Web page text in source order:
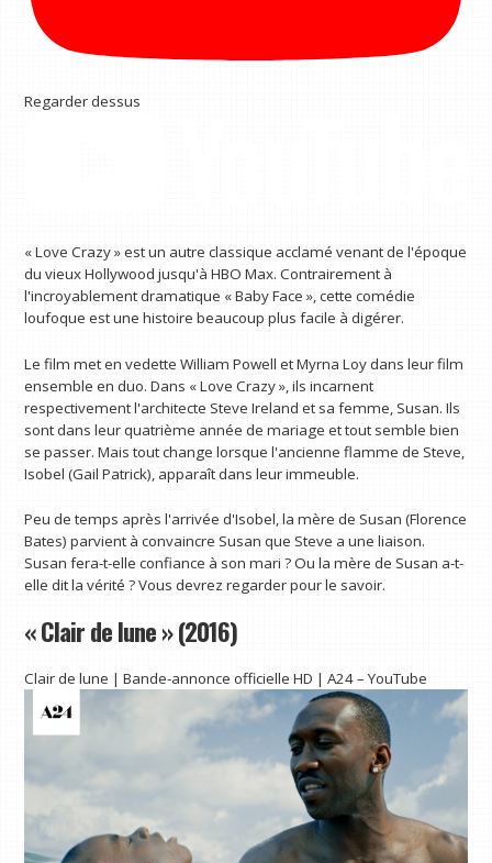
Regarder dessus
« Love Crazy » est un autre classique acclamé venant de l'époque
du vieux Hollywood jusqu'à HBO Max. Contrairement à
l'incroyablement dramatique « Baby Face », cette comédie
loufoque est une histoire beaucoup plus facile à digérer.
Le film met en vedette William Powell et Myrna Loy dans leur film
ensemble en duo. Dans « Love Crazy », ils incarnent
respectivement l'architecte Steve Ireland et sa femme, Susan. Ils
sont dans leur quatrième année de mariage et tout semble bien
se passer. Mais tout change lorsque l'ancienne flamme de Steve,
Isobel (Gail Patrick), apparaît dans leur immeuble.
Peu de temps après l'arrivée d'Isobel, la mère de Susan (Florence
Bates) parvient à convaincre Susan que Steve a une liaison.
Susan fera-t-elle confiance à son mari ? Ou la mère de Susan a-t-
elle dit la vérité ? Vous devrez regarder pour le savoir.
« Clair de lune » (2016)
Clair de lune | Bande-annonce officielle HD | A24 – YouTube